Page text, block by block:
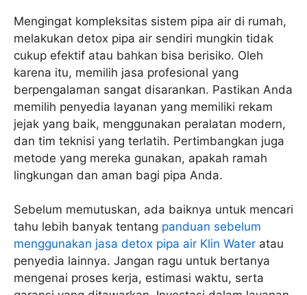
Mengingat kompleksitas sistem pipa air di rumah,
melakukan detox pipa air sendiri mungkin tidak
cukup efektif atau bahkan bisa berisiko. Oleh
karena itu, memilih jasa profesional yang
berpengalaman sangat disarankan. Pastikan Anda
memilih penyedia layanan yang memiliki rekam
jejak yang baik, menggunakan peralatan modern,
dan tim teknisi yang terlatih. Pertimbangkan juga
metode yang mereka gunakan, apakah ramah
lingkungan dan aman bagi pipa Anda.
Sebelum memutuskan, ada baiknya untuk mencari
tahu lebih banyak tentang panduan sebelum
menggunakan jasa detox pipa air Klin Water atau
penyedia lainnya. Jangan ragu untuk bertanya
mengenai proses kerja, estimasi waktu, serta